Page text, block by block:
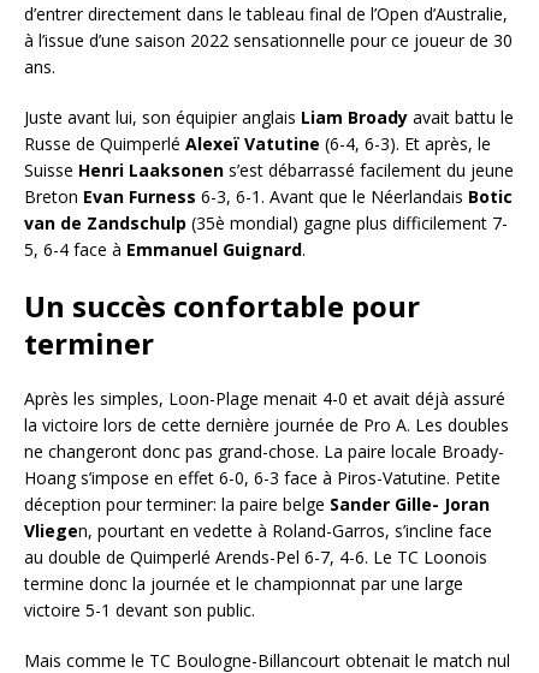
d’entrer directement dans le tableau final de l’Open d’Australie,
à l’issue d’une saison 2022 sensationnelle pour ce joueur de 30
ans.
Juste avant lui, son équipier anglais Liam Broady avait battu le
Russe de Quimperlé Alexeï Vatutine (6-4, 6-3). Et après, le
Suisse Henri Laaksonen s’est débarrassé facilement du jeune
Breton Evan Furness 6-3, 6-1. Avant que le Néerlandais Botic
van de Zandschulp (35è mondial) gagne plus difficilement 7-
5, 6-4 face à Emmanuel Guignard.
Un succès confortable pour
terminer
Après les simples, Loon-Plage menait 4-0 et avait déjà assuré
la victoire lors de cette dernière journée de Pro A. Les doubles
ne changeront donc pas grand-chose. La paire locale Broady-
Hoang s’impose en effet 6-0, 6-3 face à Piros-Vatutine. Petite
déception pour terminer: la paire belge Sander Gille- Joran
Vliegen, pourtant en vedette à Roland-Garros, s’incline face
au double de Quimperlé Arends-Pel 6-7, 4-6. Le TC Loonois
termine donc la journée et le championnat par une large
victoire 5-1 devant son public.
Mais comme le TC Boulogne-Billancourt obtenait le match nul